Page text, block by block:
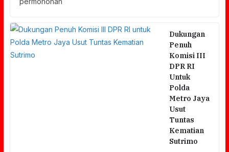
Dukungan
Penuh
Komisi III
DPR RI
Untuk
Polda
Metro Jaya
Usut
Tuntas
Kematian
Sutrimo